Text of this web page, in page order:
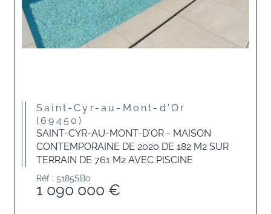
Saint-Cyr-au-Mont-d'Or
(69450)
SAINT-CYR-AU-MONT-D'OR - MAISON
CONTEMPORAINE DE 2020 DE 182 M2 SUR
TERRAIN DE 761 M2 AVEC PISCINE
Réf : 5185SBo
1 090 000 €